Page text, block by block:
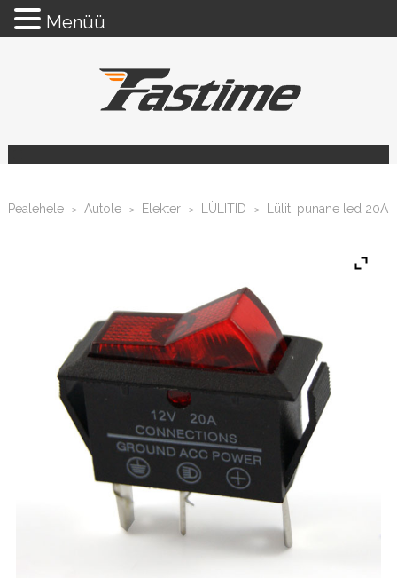
Pealehele > Autole > Elekter > LÜLITID > Lüliti punane led 20A
Menüü